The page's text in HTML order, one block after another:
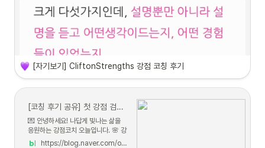
[자기보기] CliftonStrengths 강점 코칭 후기
[코칭 후기 공유] 첫 강점 검사 및 코칭 후기 - 마케터 은진님
💌 안녕하세요! 나답게 빛나는 삶을
응원하는 강점코치 오늘입니다. 🌸 강
점코칭 후기 🌸 얼마 전, ...
https://blog.naver.com/ohnldo/223036055659